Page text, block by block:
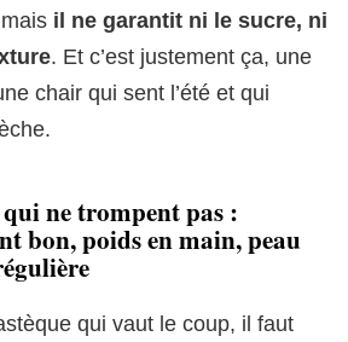
il ne garantit ni le sucre, ni
. Et c’est justement ça, une
chair qui sent l’été et qui
ne trompent pas :
bon, poids en main, peau
qui vaut le coup, il faut